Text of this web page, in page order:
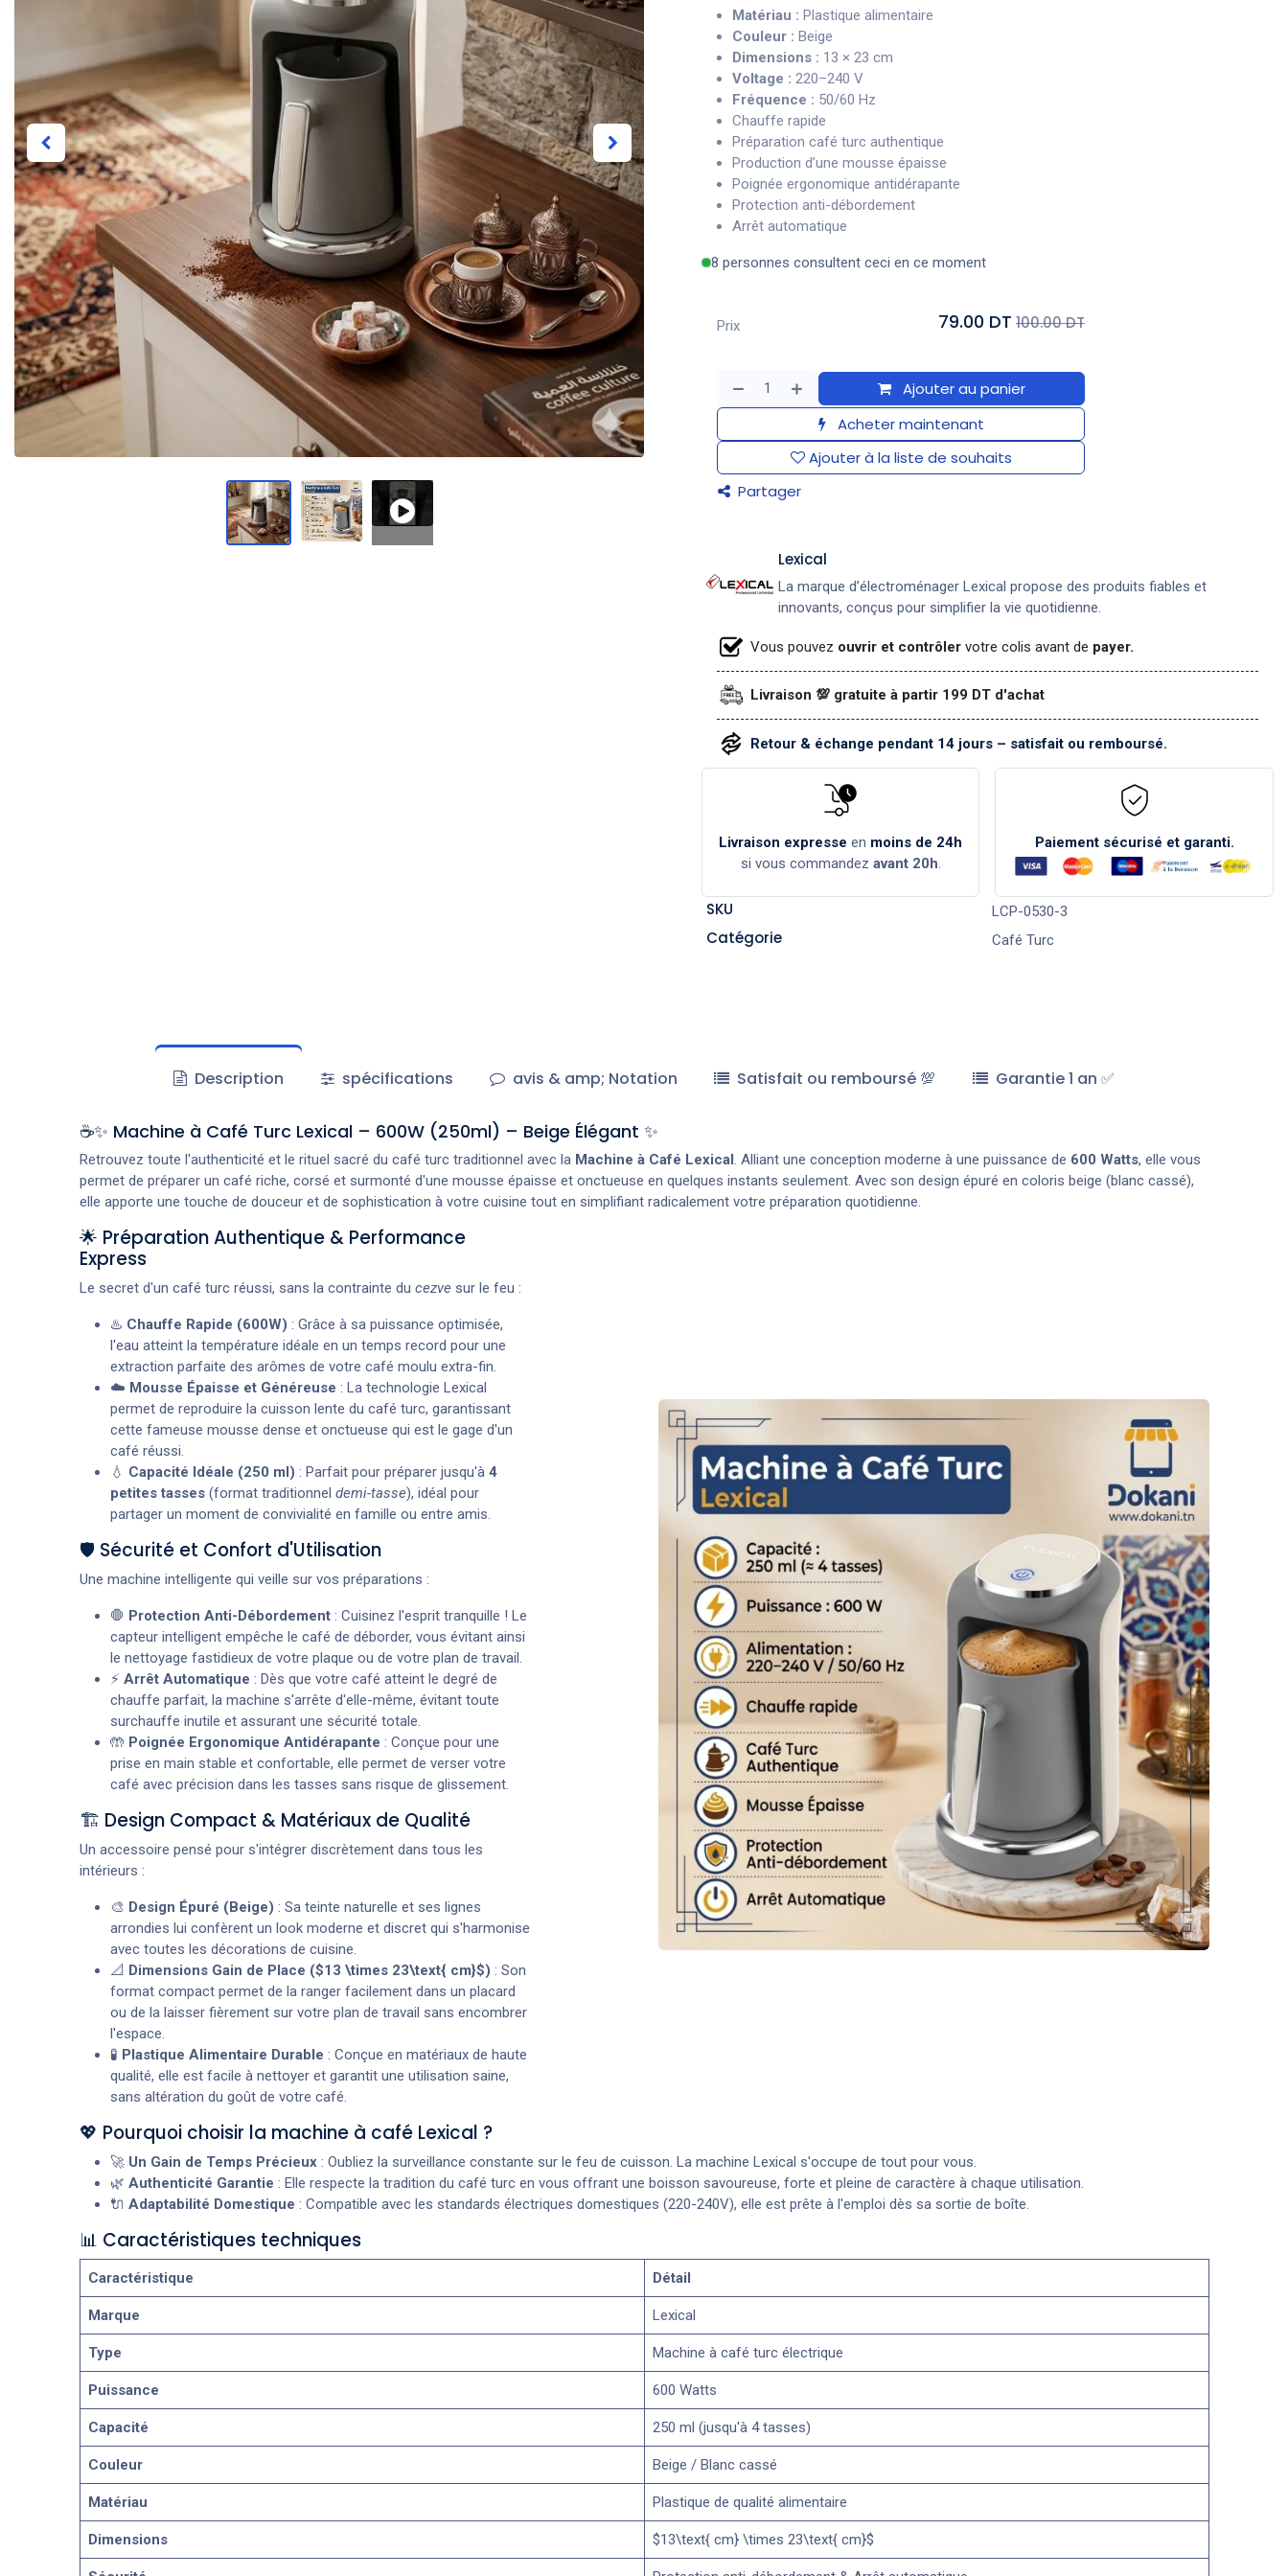
Matériau : Plastique alimentaire
Couleur : Beige
Dimensions : 13 × 23 cm
Voltage : 220–240 V
Fréquence : 50/60 Hz
Chauffe rapide
Préparation café turc authentique
Production d’une mousse épaisse
Poignée ergonomique antidérapante
Protection anti-débordement
Arrêt automatique
8 personnes consultent ceci en ce moment
Ajouter au panier
Acheter maintenant
Ajouter à la liste de souhaits
Partager
Prix 79.00 DT 100.00 DT
Lexical
La marque d’électroménager Lexical propose des produits fiables et
innovants, conçus pour simplifier la vie quotidienne.
Vous pouvez ouvrir et contrôler votre colis avant de payer.
Livraison 💯 gratuite à partir 199 DT d'achat
Retour & échange pendant 14 jours – satisfait ou remboursé.
Livraison expresse en moins de 24h
si vous commandez avant 20h.
Paiement sécurisé et garanti.
SKU LCP-0530-3
Catégorie Café Turc
Description spécifications avis & amp; Notation Satisfait ou remboursé 💯 Garantie 1 an ✅
☕✨ Machine à Café Turc Lexical – 600W (250ml) – Beige Élégant ✨
Retrouvez toute l'authenticité et le rituel sacré du café turc traditionnel avec la Machine à Café Lexical. Alliant une conception moderne à une puissance de 600 Watts, elle vous
permet de préparer un café riche, corsé et surmonté d'une mousse épaisse et onctueuse en quelques instants seulement. Avec son design épuré en coloris beige (blanc cassé),
elle apporte une touche de douceur et de sophistication à votre cuisine tout en simplifiant radicalement votre préparation quotidienne.
🌟 Préparation Authentique & Performance
Express
Le secret d'un café turc réussi, sans la contrainte du cezve sur le feu :
♨️ Chauffe Rapide (600W) : Grâce à sa puissance optimisée,
l'eau atteint la température idéale en un temps record pour une
extraction parfaite des arômes de votre café moulu extra-fin.
☁️ Mousse Épaisse et Généreuse : La technologie Lexical
permet de reproduire la cuisson lente du café turc, garantissant
cette fameuse mousse dense et onctueuse qui est le gage d'un
café réussi.
💧 Capacité Idéale (250 ml) : Parfait pour préparer jusqu'à 4
petites tasses(format traditionnel demi-tasse), idéal pour
partager un moment de convivialité en famille ou entre amis.
🛡️ Sécurité et Confort d'Utilisation
Une machine intelligente qui veille sur vos préparations :
🛑 Protection Anti-Débordement: Cuisinez l'esprit tranquille ! Le
capteur intelligent empêche le café de déborder, vous évitant ainsi
le nettoyage fastidieux de votre plaque ou de votre plan de travail.
⚡ Arrêt Automatique : Dès que votre café atteint le degré de
chauffe parfait, la machine s'arrête d'elle-même, évitant toute
surchauffe inutile et assurant une sécurité totale.
🤲 Poignée Ergonomique Antidérapante : Conçue pour une
prise en main stable et confortable, elle permet de verser votre
café avec précision dans les tasses sans risque de glissement.
🏗️ Design Compact & Matériaux de Qualité
Un accessoire pensé pour s'intégrer discrètement dans tous les
intérieurs :
🎨 Design Épuré (Beige) : Sa teinte naturelle et ses lignes
arrondies lui confèrent un look moderne et discret qui s'harmonise
avec toutes les décorations de cuisine.
📐 Dimensions Gain de Place ($13 \times 23\text{ cm}$) : Son
format compact permet de la ranger facilement dans un placard
ou de la laisser fièrement sur votre plan de travail sans encombrer
l'espace.
🧪 Plastique Alimentaire Durable : Conçue en matériaux de haute
qualité, elle est facile à nettoyer et garantit une utilisation saine,
sans altération du goût de votre café.
💖 Pourquoi choisir la machine à café Lexical ?
🚀 Un Gain de Temps Précieux: Oubliez la surveillance constante sur le feu de cuisson. La machine Lexical s'occupe de tout pour vous.
🌿 Authenticité Garantie : Elle respecte la tradition du café turc en vous offrant une boisson savoureuse, forte et pleine de caractère à chaque utilisation.
🔌 Adaptabilité Domestique : Compatible avec les standards électriques domestiques (220-240V), elle est prête à l'emploi dès sa sortie de boîte.
📊 Caractéristiques techniques
Caractéristique Détail
Marque Lexical
Type Machine à café turc électrique
Puissance 600 Watts
Capacité 250 ml (jusqu'à 4 tasses)
Couleur Beige / Blanc cassé
Matériau Plastique de qualité alimentaire
Dimensions $13\text{ cm} \times 23\text{ cm}$